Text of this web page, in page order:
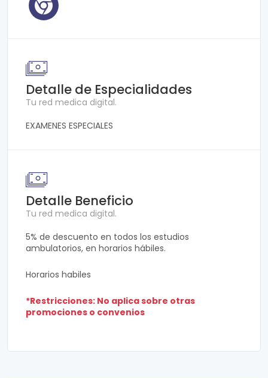
Detalle de Especialidades
Tu red medica digital.
EXAMENES ESPECIALES
Detalle Beneficio
Tu red medica digital.
5% de descuento en todos los estudios
ambulatorios, en horarios hábiles.
Horarios habiles
*Restricciones: No aplica sobre otras
promociones o convenios